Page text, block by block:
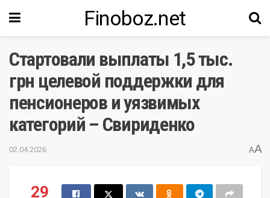
Finoboz.net
Стартовали выплаты 1,5 тыс.
грн целевой поддержки для
пенсионеров и уязвимых
категорий – Свириденко
02.04.2026 AA
29